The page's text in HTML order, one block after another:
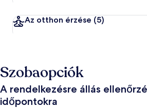
Az otthon érzése (5)
Szobaopciók
A rendelkezésre állás
időpontokra